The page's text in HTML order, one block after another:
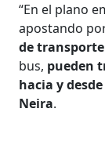
“En el plano
apostando
de transporte
bus, pueden
hacia y
Neira.